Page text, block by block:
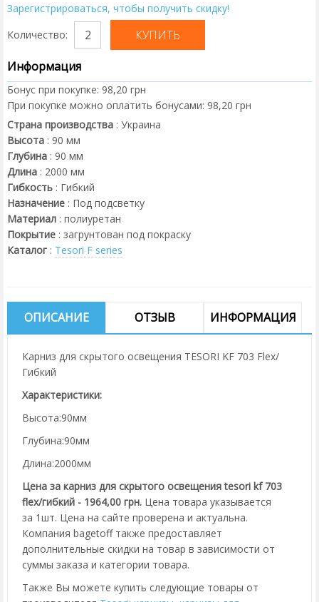
Зарегистрироваться, чтобы получить скидку!
Количество:
Информация
Бонус при покупке: 98,20 грн
При покупке можно оплатить бонусами: 98,20 грн
Страна производства : Украина
Высота : 90 мм
Глубина : 90 мм
Длина : 2000 мм
Гибкость : Гибкий
Назначение : Под подсветку
Материал : полиуретан
Покрытие : загрунтован под покраску
Каталог : Tesori F series
ОПИСАНИЕ ОТЗЫВ ИНФОРМАЦИЯ
Карниз для скрытого освещения TESORI KF 703 Flex/
Гибкий
Характеристики:
Высота:90мм
Глубина:90мм
Длина:2000мм
Цена за карниз для скрытого освещения tesori kf 703
flex/гибкий - 1964,00 грн. Цена товара указывается
за 1шт. Цена на сайте проверена и актуальна.
Компания bagetoff также предоставляет
дополнительные скидки на товар в зависимости от
суммы заказа и категории товара.
Также Вы можете купить следующие товары от